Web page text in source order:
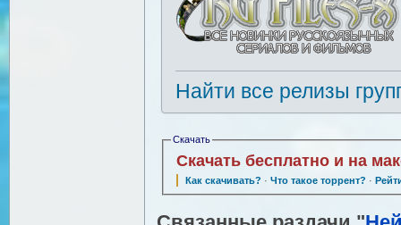
Найти все релизы
Скачать
Скачать бесплатно и на
Как скачивать? · Что такое торрент? ·